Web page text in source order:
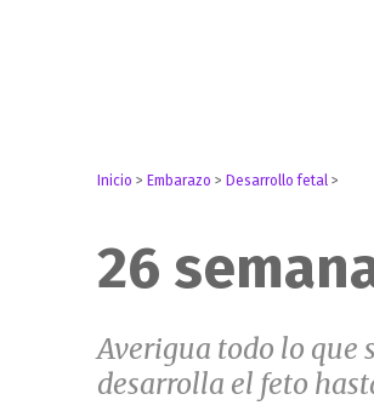
Inicio > Embarazo > Desarrollo fetal >
26
Averigua todo lo que
desarrolla el feto